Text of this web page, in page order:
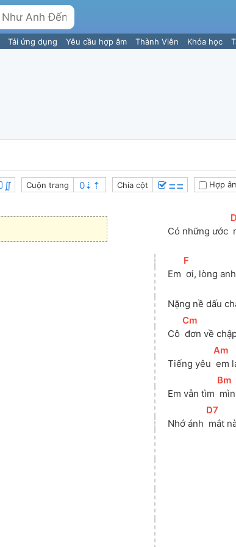
Tải ứng dụng Yêu cầu hợp âm Thành Viên Khóa học
∬ Cuộn trang Chia cột ≣≣ Hợp
Có những ước
[
Em
[F
ơi, lòng anh
Nặng nề dấu
Cô
[
Cm
đơn về
Tiếng yêu
[
Am
em
Em vẫn tìm
[Bm
Nhớ ánh
[D7
mắt